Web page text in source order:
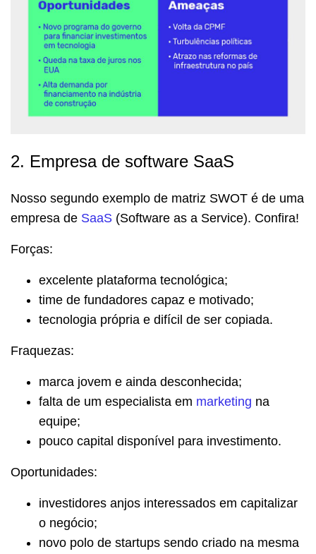
2. Empresa de software SaaS
Nosso segundo exemplo de matriz SWOT é de uma
empresa de SaaS (Software as a Service). Confira!
Forças:
excelente plataforma tecnológica;
time de fundadores capaz e motivado;
tecnologia própria e difícil de ser copiada.
Fraquezas:
marca jovem e ainda desconhecida;
falta de um especialista em marketing na
equipe;
pouco capital disponível para investimento.
Oportunidades:
investidores anjos interessados em capitalizar
o negócio;
novo polo de startups sendo criado na mesma